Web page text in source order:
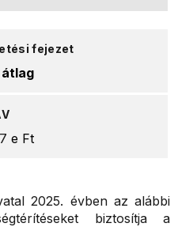
e Ft
2025. évben az alábbi
biztosítja a